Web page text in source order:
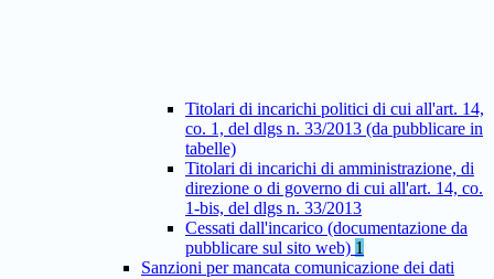
Titolari di incarichi politici di cui all'art. 14,
co. 1, del dlgs n. 33/2013 (da pubblicare in
tabelle)
Titolari di incarichi di amministrazione, di
direzione o di governo di cui all'art. 14, co.
1-bis, del dlgs n. 33/2013
Cessati dall'incarico (documentazione da
pubblicare sul sito web) 1
Sanzioni per mancata comunicazione dei dati